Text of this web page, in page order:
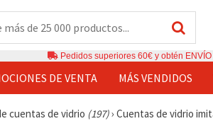
Pedidos superiores 60€ y obtén ENVÍO
DE VENTA MÁS VENDIDOS
cuentas de vidrio (197)› Cuentas de vidrio